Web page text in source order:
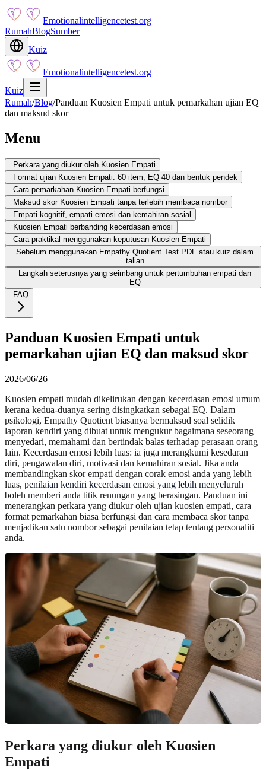
Emotionalintelligencetest.org
RumahBlogSumber
Kuiz
Emotionalintelligencetest.org
Kuiz
Rumah/Blog/Panduan Kuosien Empati untuk pemarkahan ujian EQ
dan maksud skor
Menu
Perkara yang diukur oleh Kuosien Empati
Format ujian Kuosien Empati: 60 item, EQ 40 dan bentuk pendek
Cara pemarkahan Kuosien Empati berfungsi
Maksud skor Kuosien Empati tanpa terlebih membaca nombor
Empati kognitif, empati emosi dan kemahiran sosial
Kuosien Empati berbanding kecerdasan emosi
Cara praktikal menggunakan keputusan Kuosien Empati
Sebelum menggunakan Empathy Quotient Test PDF atau kuiz dalam
talian
Langkah seterusnya yang seimbang untuk pertumbuhan empati dan
EQ
FAQ
Panduan Kuosien Empati untuk
pemarkahan ujian EQ dan maksud skor
2026/06/26
Kuosien empati mudah dikelirukan dengan kecerdasan emosi umum
kerana kedua-duanya sering disingkatkan sebagai EQ. Dalam
psikologi, Empathy Quotient biasanya bermaksud soal selidik
laporan kendiri yang dibuat untuk mengukur bagaimana seseorang
menyedari, memahami dan bertindak balas terhadap perasaan orang
lain. Kecerdasan emosi lebih luas: ia juga merangkumi kesedaran
diri, pengawalan diri, motivasi dan kemahiran sosial. Jika anda
membandingkan skor empati dengan corak emosi anda yang lebih
luas, penilaian kendiri kecerdasan emosi yang lebih menyeluruh
boleh memberi anda titik renungan yang berasingan. Panduan ini
menerangkan perkara yang diukur oleh ujian kuosien empati, cara
format pemarkahan biasa berfungsi dan cara membaca skor tanpa
menjadikan satu nombor sebagai penilaian tetap tentang personaliti
anda.
Perkara yang diukur oleh Kuosien
Empati